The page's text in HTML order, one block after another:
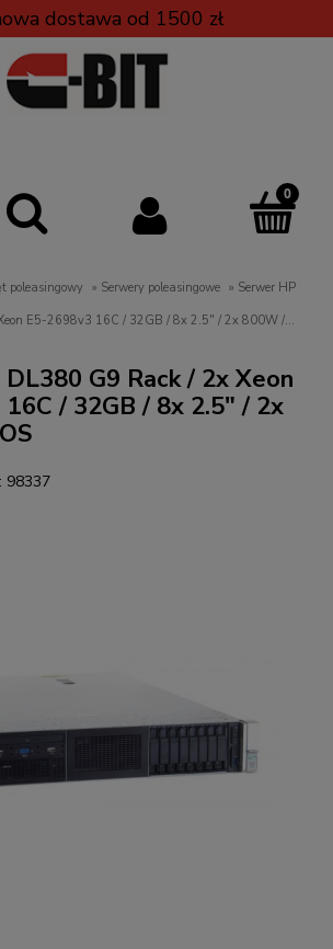
dostawa od 1500 zł
poleasingowy » Serwery poleasingowe » Serwer HP
E5-2698v3 16C / 32GB / 8x 2.5" / 2x 800W /
G9 Rack / 2x Xeon
/ 32GB / 8x 2.5" / 2x
98337